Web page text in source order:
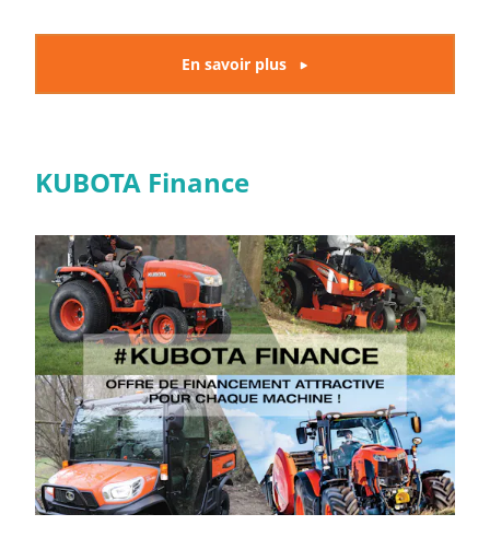
En savoir plus
KUBOTA Finance